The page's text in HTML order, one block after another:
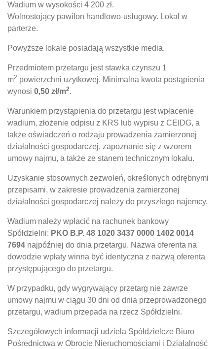
Wadium w wysokości 4 200 zł.
Wolnostojący pawilon handlowo-usługowy. Lokal w
parterze.
Powyższe lokale posiadają wszystkie media.
Przedmiotem przetargu jest stawka czynszu 1
m2 powierzchni użytkowej. Minimalna kwota postąpienia
wynosi 0,50 zł/m2.
Warunkiem przystąpienia do przetargu jest wpłacenie
wadium, złożenie odpisu z KRS lub wypisu z CEIDG, a
także oświadczeń o rodzaju prowadzenia zamierzonej
działalności gospodarczej, zapoznanie się z wzorem
umowy najmu, a także ze stanem technicznym lokalu.
Uzyskanie stosownych zezwoleń, określonych odrębnymi
przepisami, w zakresie prowadzenia zamierzonej
działalności gospodarczej należy do przyszłego najemcy.
Wadium należy wpłacić na rachunek bankowy
Spółdzielni: PKO B.P. 48 1020 3437 0000 1402 0014
7694 najpóźniej do dnia przetargu. Nazwa oferenta na
dowodzie wpłaty winna być identyczna z nazwą oferenta
przystępującego do przetargu.
W przypadku, gdy wygrywający przetarg nie zawrze
umowy najmu w ciągu 30 dni od dnia przeprowadzonego
przetargu, wadium przepada na rzecz Spółdzielni.
Szczegółowych informacji udziela Spółdzielcze Biuro
Pośrednictwa w Obrocie Nieruchomościami i Działalność